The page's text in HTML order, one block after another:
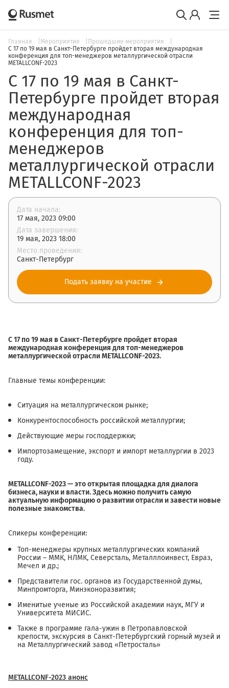
Главная Мероприятия
Прошедшие мероприятия
С 17 по 19 мая в Санкт-Петербурге пройдет вторая международная
конференция для топ-менеджеров металлургической отрасли
METALLCONF-2023
С 17 по 19 мая в Санкт-
Петербурге пройдет вторая
международная
конференция для топ-
менеджеров
металлургической отрасли
METALLCONF-2023
Дата начала:
17 мая, 2023 09:00
Дата завершения:
19 мая, 2023 18:00
Место проведения:
Санкт-Петербург
Подать заявку на участие
С 17 по 19 мая в Санкт-Петербурге пройдет вторая
международная конференция для топ-менеджеров
металлургической отрасли METALLCONF-2023.
Главные темы конференции:
Ситуация на металлургическом рынке;
Конкурентоспособность российской металлургии;
Действующие меры господдержки;
Импортозамещение, экспорт и импорт металлургии в 2023
году.
METALLCONF-2023 — это открытая площадка для диалога
бизнеса, науки и власти. Здесь можно получить самую
актуальную информацию о развитии отрасли и завести новые
полезные знакомства.
Спикеры конференции:
Топ-менеджеры крупных металлургических компаний
России – ММК, НЛМК, Северсталь, Металллоинвест, Евраз,
Мечел и др.;
Представители гос. органов из Государственной думы,
Минпромторга, Минэконоразвития;
Именитые ученые из Российской академии наук, МГУ и
Университета МИСИС.
Также в программе гала-ужин в Петропавловской
крепости, экскурсия в Санкт-Петербургский горный музей и
на Металлургический завод «Петросталь»
METALLCONF-2023 анонс